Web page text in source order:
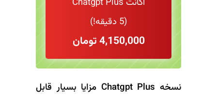
(5 دقیقه!)
4,150,000 تومان
نسخه Chatgpt Plus مزایا بسیار قابل